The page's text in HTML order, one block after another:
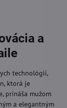
a
technológií,
ktorá je
prináša mužom
a elegantným